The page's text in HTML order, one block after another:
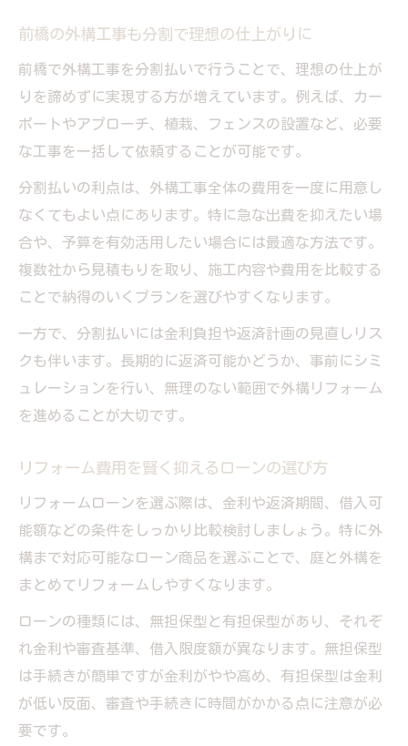
前橋の外構工事も分割で理想の仕上がりに
前橋で外構工事を分割払いで行うことで、理想の仕上が
りを諦めずに実現する方が増えています。例えば、カー
ポートやアプローチ、植栽、フェンスの設置など、必要
な工事を一括して依頼することが可能です。
分割払いの利点は、外構工事全体の費用を一度に用意し
なくてもよい点にあります。特に急な出費を抑えたい場
合や、予算を有効活用したい場合には最適な方法です。
複数社から見積もりを取り、施工内容や費用を比較する
ことで納得のいくプランを選びやすくなります。
一方で、分割払いには金利負担や返済計画の見直しリス
クも伴います。長期的に返済可能かどうか、事前にシミ
ュレーションを行い、無理のない範囲で外構リフォーム
を進めることが大切です。
リフォーム費用を賢く抑えるローンの選び方
リフォームローンを選ぶ際は、金利や返済期間、借入可
能額などの条件をしっかり比較検討しましょう。特に外
構まで対応可能なローン商品を選ぶことで、庭と外構を
まとめてリフォームしやすくなります。
ローンの種類には、無担保型と有担保型があり、それぞ
れ金利や審査基準、借入限度額が異なります。無担保型
は手続きが簡単ですが金利がやや高め、有担保型は金利
が低い反面、審査や手続きに時間がかかる点に注意が必
要です。